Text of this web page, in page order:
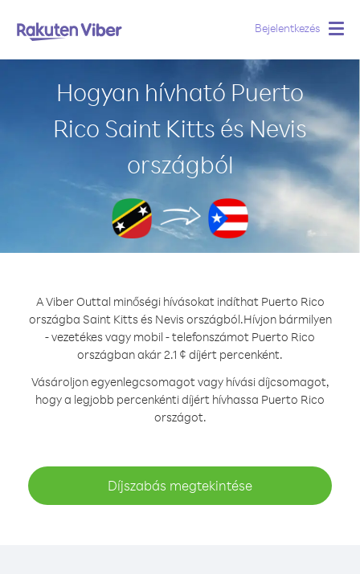
Bejelentkezés
Hogyan hívható Puerto
Rico Saint Kitts és Nevis
országból
A Viber Outtal minőségi hívásokat indíthat Puerto Rico
országba Saint Kitts és Nevis országból.Hívjon bármilyen
- vezetékes vagy mobil - telefonszámot Puerto Rico
országban akár 2.1 ¢ díjért percenként.
Vásároljon egyenlegcsomagot vagy hívási díjcsomagot,
hogy a legjobb percenkénti díjért hívhassa Puerto Rico
országot.
Díjszabás megtekintése